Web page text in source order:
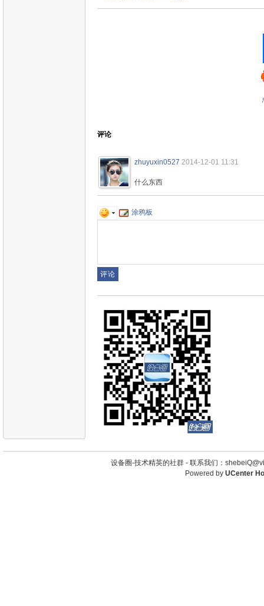
评论
zhuyuxin0527 2014-12-01 11:31
什么东西
涂鸦板
设备圈-技术精英的社群 - 联系我们：
Powered by UCenter